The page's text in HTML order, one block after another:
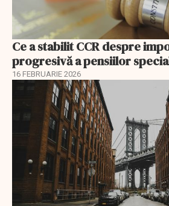
Ce a stabilit CCR despre
progresivă a pensiilor
16 FEBRUARIE 2026